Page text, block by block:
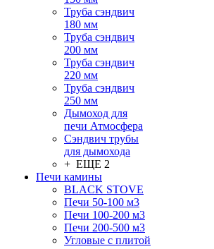
Труба сэндвич
180 мм
Труба сэндвич
200 мм
Труба сэндвич
220 мм
Труба сэндвич
250 мм
Дымоход для
печи Атмосфера
Сэндвич трубы
для дымохода
+ ЕЩЕ 2
Печи камины
BLACK STOVE
Печи 50-100 м3
Печи 100-200 м3
Печи 200-500 м3
Угловые с плитой